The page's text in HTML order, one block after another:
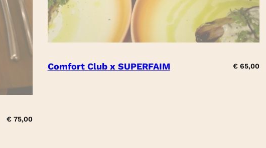
€75,00
Comfort Club x SUPERFAIM € 65,00